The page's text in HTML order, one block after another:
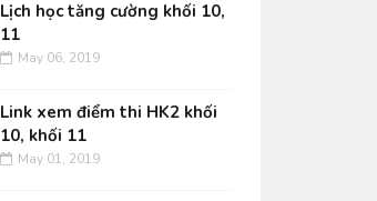
Lịch học tăng cường khối 10,
11
May 06, 2019
Link xem điểm thi HK2 khối
10, khối 11
May 01, 2019